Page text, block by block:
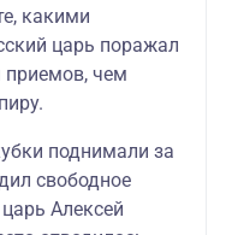
какими
царь поражал
приемов, чем
поднимали за
свободное
Алексей